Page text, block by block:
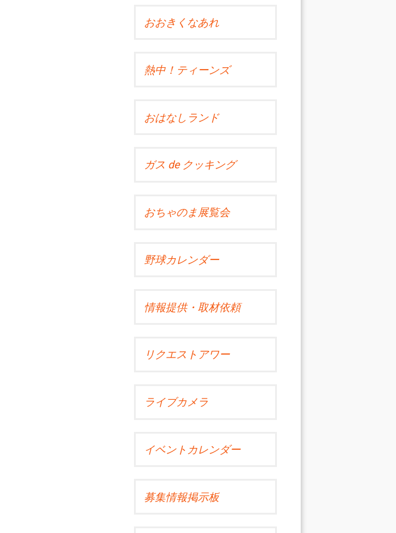
おおきくなあれ
熱中！ティーンズ
おはなしランド
ガス de クッキング
おちゃのま展覧会
野球カレンダー
情報提供・取材依頼
リクエストアワー
ライブカメラ
イベントカレンダー
募集情報掲示板